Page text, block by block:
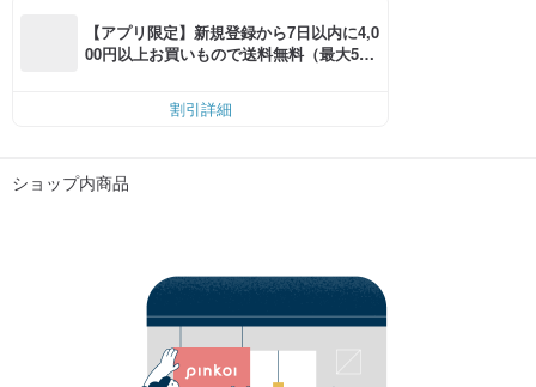
【アプリ限定】新規登録から7日以内に4,0
00円以上お買いもので送料無料（最大500
割引詳細
ショップ内商品